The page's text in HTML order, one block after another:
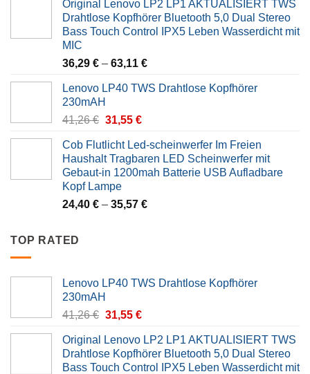
was:
14,31 €.
is:
10,73 €.
Original Lenovo LP2 LP1 AKTUALISIERT TWS
Drahtlose Kopfhörer Bluetooth 5,0 Dual Stereo
Bass Touch Control IPX5 Leben Wasserdicht mit
MIC
36,29 € – 63,11 €
Lenovo LP40 TWS Drahtlose Kopfhörer
230mAH
41,26€ Original
was:
41,26 €.
31,55 €Current
is:
31,55 €.
Cob Flutlicht Led-scheinwerfer Im Freien
Haushalt Tragbaren LED Scheinwerfer mit
Gebaut-in 1200mah Batterie USB Aufladbare
Kopf Lampe
24,40 € – 35,57 €
TOP RATED
Lenovo LP40 TWS Drahtlose Kopfhörer
230mAH
41,26€ Original
was:
41,26 €.
31,55 €Current
is:
31,55 €.
Original Lenovo LP2 LP1 AKTUALISIERT TWS
Drahtlose Kopfhörer Bluetooth 5,0 Dual Stereo
Bass Touch Control IPX5 Leben Wasserdicht mit